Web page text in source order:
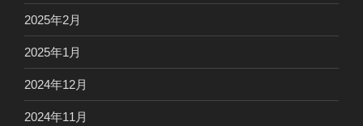
2025年2月
2025年1月
2024年12月
2024年11月